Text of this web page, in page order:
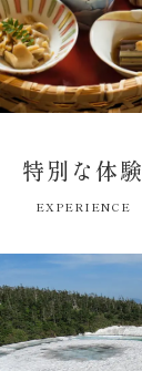
特別な体験
EXPERIENCE